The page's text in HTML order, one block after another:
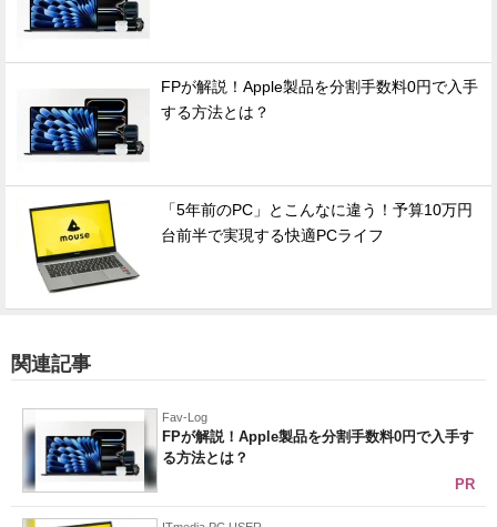
FPが解説！Apple製品を分割手数料0円で入手
する方法とは？
「5年前のPC」とこんなに違う！予算10万円
台前半で実現する快適PCライフ
関連記事
Fav-Log
FPが解説！Apple製品を分割手数料0円で入手す
る方法とは？
PR